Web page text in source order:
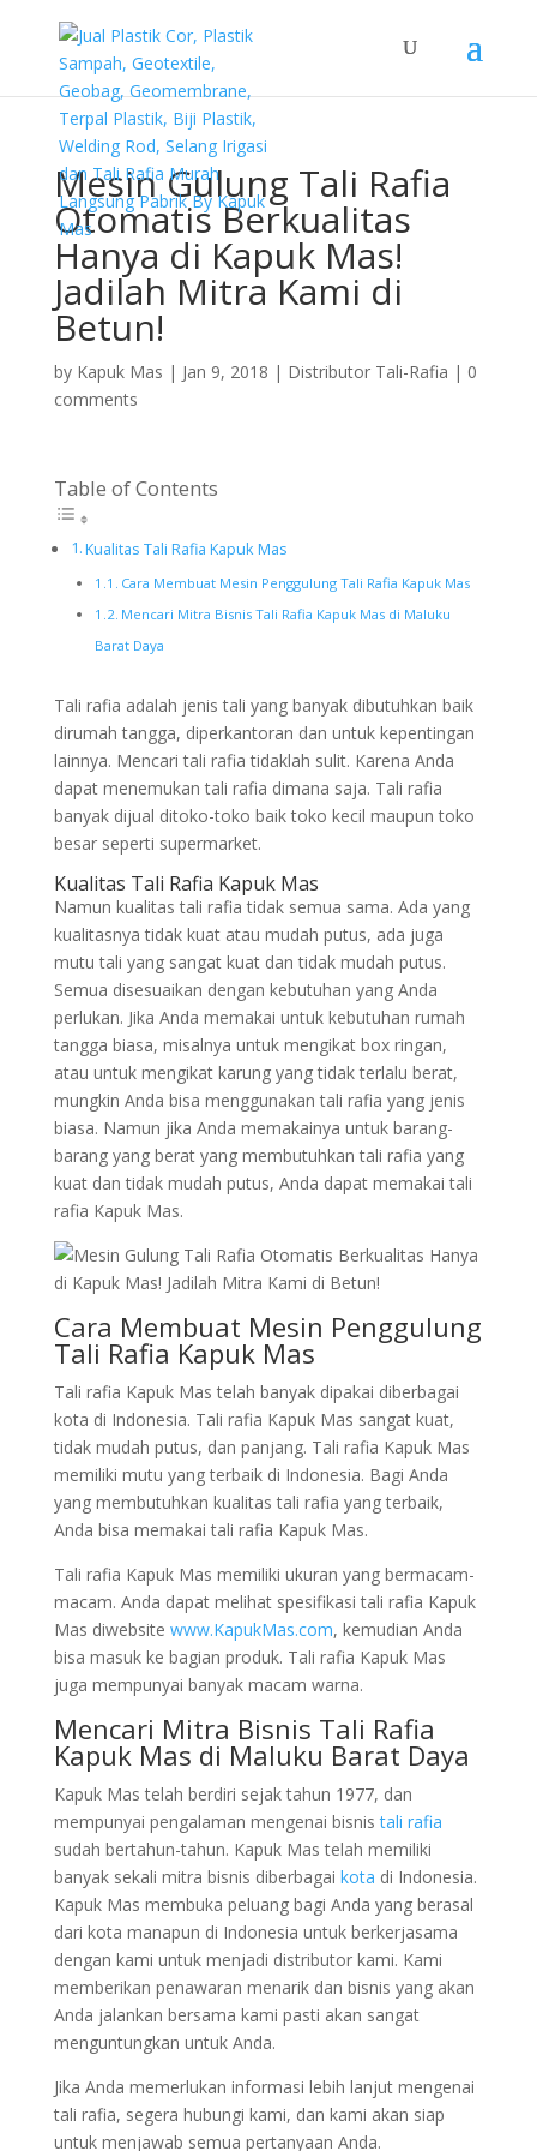
Mesin Gulung Tali Rafia
Otomatis Berkualitas
Hanya di Kapuk Mas!
Jadilah Mitra Kami di
Betun!
by Kapuk Mas | Jan 9, 2018 | Distributor Tali-Rafia | 0
comments
Table of Contents
Kualitas Tali Rafia Kapuk Mas
Cara Membuat Mesin Penggulung Tali Rafia Kapuk Mas
Mencari Mitra Bisnis Tali Rafia Kapuk Mas di Maluku
Barat Daya
Tali rafia adalah jenis tali yang banyak dibutuhkan baik
dirumah tangga, diperkantoran dan untuk kepentingan
lainnya. Mencari tali rafia tidaklah sulit. Karena Anda
dapat menemukan tali rafia dimana saja. Tali rafia
banyak dijual ditoko-toko baik toko kecil maupun toko
besar seperti supermarket.
Kualitas Tali Rafia Kapuk Mas
Namun kualitas tali rafia tidak semua sama. Ada yang
kualitasnya tidak kuat atau mudah putus, ada juga
mutu tali yang sangat kuat dan tidak mudah putus.
Semua disesuaikan dengan kebutuhan yang Anda
perlukan. Jika Anda memakai untuk kebutuhan rumah
tangga biasa, misalnya untuk mengikat box ringan,
atau untuk mengikat karung yang tidak terlalu berat,
mungkin Anda bisa menggunakan tali rafia yang jenis
biasa. Namun jika Anda memakainya untuk barang-
barang yang berat yang membutuhkan tali rafia yang
kuat dan tidak mudah putus, Anda dapat memakai tali
rafia Kapuk Mas.
Cara Membuat Mesin Penggulung
Tali Rafia Kapuk Mas
Tali rafia Kapuk Mas telah banyak dipakai diberbagai
kota di Indonesia. Tali rafia Kapuk Mas sangat kuat,
tidak mudah putus, dan panjang. Tali rafia Kapuk Mas
memiliki mutu yang terbaik di Indonesia. Bagi Anda
yang membutuhkan kualitas tali rafia yang terbaik,
Anda bisa memakai tali rafia Kapuk Mas.
Tali rafia Kapuk Mas memiliki ukuran yang bermacam-
macam. Anda dapat melihat spesifikasi tali rafia Kapuk
Mas diwebsite www.KapukMas.com, kemudian Anda
bisa masuk ke bagian produk. Tali rafia Kapuk Mas
juga mempunyai banyak macam warna.
Mencari Mitra Bisnis Tali Rafia
Kapuk Mas di Maluku Barat Daya
Kapuk Mas telah berdiri sejak tahun 1977, dan
mempunyai pengalaman mengenai bisnistali rafia
sudah bertahun-tahun. Kapuk Mas telah memiliki
banyak sekali mitra bisnis diberbagai kota di Indonesia.
Kapuk Mas membuka peluang bagi Anda yang berasal
dari kota manapun di Indonesia untuk berkerjasama
dengan kami untuk menjadi distributor kami. Kami
memberikan penawaran menarik dan bisnis yang akan
Anda jalankan bersama kami pasti akan sangat
menguntungkan untuk Anda.
Jika Anda memerlukan informasi lebih lanjut mengenai
tali rafia, segera hubungi kami, dan kami akan siap
untuk menjawab semua pertanyaan Anda.